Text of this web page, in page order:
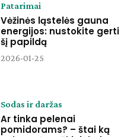
Patarimai
Vėžinės ląstelės gauna
energijos: nustokite gerti
šį papildą
2026-01-25
Sodas ir daržas
Ar tinka pelenai
pomidorams? – štai ką